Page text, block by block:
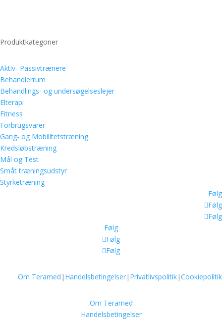
Produktkategorier
Aktiv- Passivtrænere
Behandlerrum
Behandlings- og undersøgelseslejer
Elterapi
Fitness
Forbrugsvarer
Gang- og Mobilitetstræning
Kredsløbstræning
Mål og Test
Småt træningsudstyr
Styrketræning
Følg
Følg
Følg
Følg
Følg
Følg
Om Teramed | Handelsbetingelser| Privatlivspolitik|Cookiepolitik
Om Teramed
Handelsbetingelser